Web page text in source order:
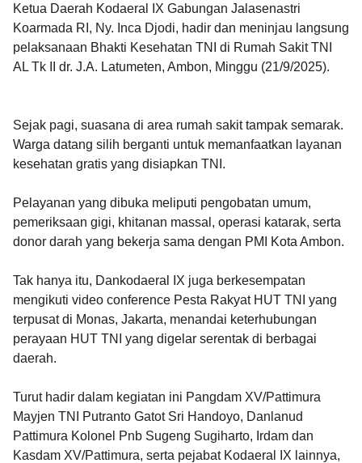
Ketua Daerah Kodaeral IX Gabungan Jalasenastri
Koarmada RI, Ny. Inca Djodi, hadir dan meninjau langsung
pelaksanaan Bhakti Kesehatan TNI di Rumah Sakit TNI
AL Tk II dr. J.A. Latumeten, Ambon, Minggu (21/9/2025).
Sejak pagi, suasana di area rumah sakit tampak semarak.
Warga datang silih berganti untuk memanfaatkan layanan
kesehatan gratis yang disiapkan TNI.
Pelayanan yang dibuka meliputi pengobatan umum,
pemeriksaan gigi, khitanan massal, operasi katarak, serta
donor darah yang bekerja sama dengan PMI Kota Ambon.
Tak hanya itu, Dankodaeral IX juga berkesempatan
mengikuti video conference Pesta Rakyat HUT TNI yang
terpusat di Monas, Jakarta, menandai keterhubungan
perayaan HUT TNI yang digelar serentak di berbagai
daerah.
Turut hadir dalam kegiatan ini Pangdam XV/Pattimura
Mayjen TNI Putranto Gatot Sri Handoyo, Danlanud
Pattimura Kolonel Pnb Sugeng Sugiharto, Irdam dan
Kasdam XV/Pattimura, serta pejabat Kodaeral IX lainnya,